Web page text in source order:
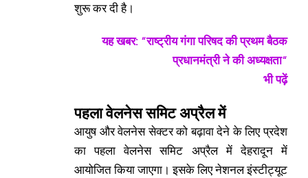
शुरू कर दी है।
यह खबर: “राष्ट्रीय गंगा परिषद की प्रथम बैठक
प्रधानमंत्री ने की अध्यक्षता“
भी पढ़ें
पहला वेलनेस समिट अप्रैल में
आयुष और वेलनेस सेक्टर को बढ़ावा देने के लिए प्रदेश
का पहला वेलनेस समिट अप्रैल में देहरादून में
आयोजित किया जाएगा। इसके लिए नेशनल इंस्टीट्यूट